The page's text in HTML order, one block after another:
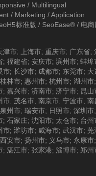
/ Multilingual
/ Marketing / Application
标准版 / SeoEase® / 电
津市; 上海市; 重庆市; 广东省;
; 福建省; 安庆市; 滨州市; 蚌埠
市; 长沙市; 成都市; 东莞市; 大
桂林市; 惠州市; 杭州市; 湖州市;
; 嘉兴市; 济南市; 济宁市; 昆山
市; 茂名市; 南京市; 宁波市; 南
泉州市; 瑞安市; 日照市; 深圳市;
; 石家庄; 沈阳市; 太仓市; 台州
市; 潍坊市; 威海市; 武汉市; 芜
西安市; 扬州市; 义乌市; 永康市;
; 湛江市; 张家港; 淄博市; 郑州